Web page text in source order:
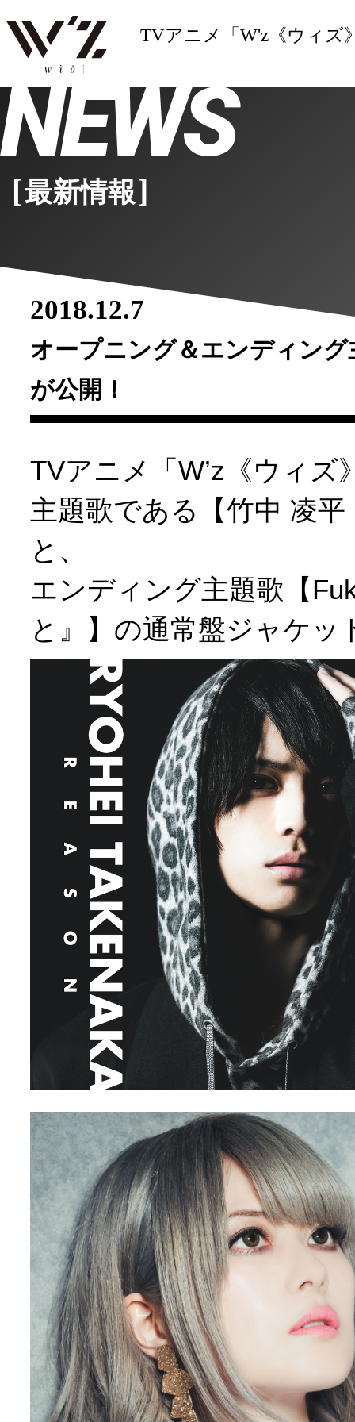
TVアニメ「W'z《ウィズ
NEWS
[最新情報]
2018.12.7
オープニング＆エンディン
が公開！
TVアニメ「W’z《ウィズ
主題歌である【竹中 凌平
と、
エンディング主題歌【
と』】の通常盤ジャケッ